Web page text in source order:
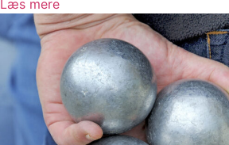
Læs mere